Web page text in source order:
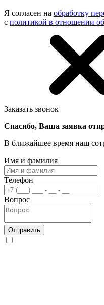
Я согласен на обработку
с политикой в отношении
Заказать звонок
Спасибо, Ваша заявка
В ближайшее время наш
Имя и фамилия
Телефон
Вопрос
Отправить